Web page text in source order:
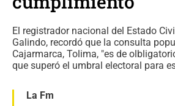
El registrador nacional del Estado
Galindo, recordó que la consulta
Cajarmarca, Tolima, "es de
que superó el umbral electoral para
La Fm